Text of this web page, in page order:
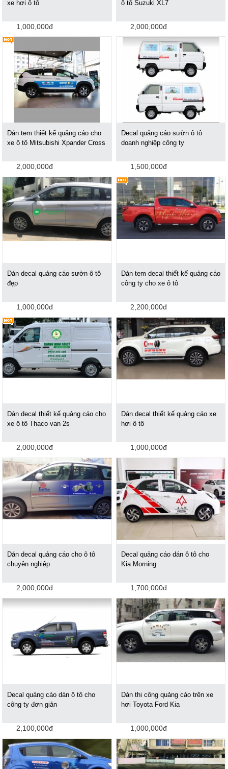
xe hơi ô tô
1,000,000đ
ô tô Suzuki XL7
2,000,000đ
Dán tem thiết kế quảng cáo cho
xe ô tô Mitsubishi Xpander Cross
2,000,000đ
Decal quảng cáo sườn ô tô
doanh nghiệp công ty
1,500,000đ
Dán decal quảng cáo sườn ô tô
đẹp
1,000,000đ
Dán tem decal thiết kế quảng cáo
công ty cho xe ô tô
2,200,000đ
Dán decal thiết kế quảng cáo cho
xe ô tô Thaco van 2s
2,000,000đ
Dán decal thiết kế quảng cáo xe
hơi ô tô
1,000,000đ
Dán decal quảng cáo cho ô tô
chuyên nghiệp
2,000,000đ
Decal quảng cáo dán ô tô cho
Kia Morning
1,700,000đ
Decal quảng cáo dán ô tô cho
công ty đơn giản
2,100,000đ
Dán thi công quảng cáo trên xe
hơi Toyota Ford Kia
1,000,000đ